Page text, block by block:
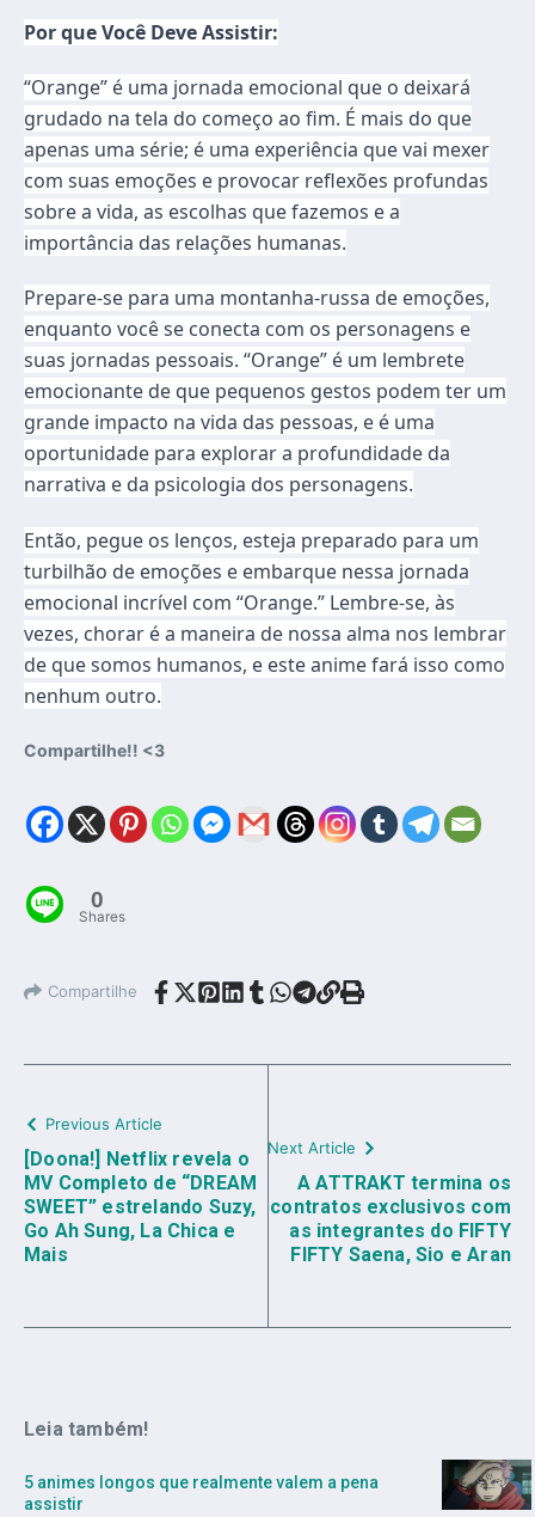
Por que Você Deve Assistir:
“Orange” é uma jornada emocional que o deixará
grudado na tela do começo ao fim. É mais do que
apenas uma série; é uma experiência que vai mexer
com suas emoções e provocar reflexões profundas
sobre a vida, as escolhas que fazemos e a
importância das relações humanas.
Prepare-se para uma montanha-russa de emoções,
enquanto você se conecta com os personagens e
suas jornadas pessoais. “Orange” é um lembrete
emocionante de que pequenos gestos podem ter um
grande impacto na vida das pessoas, e é uma
oportunidade para explorar a profundidade da
narrativa e da psicologia dos personagens.
Então, pegue os lenços, esteja preparado para um
turbilhão de emoções e embarque nessa jornada
emocional incrível com “Orange.” Lembre-se, às
vezes, chorar é a maneira de nossa alma nos lembrar
de que somos humanos, e este anime fará isso como
nenhum outro.
Compartilhe!! <3
0
Shares
Compartilhe
Previous Article
[Doona!] Netflix revela o
MV Completo de “DREAM
SWEET” estrelando Suzy,
Go Ah Sung, La Chica e
Mais
Next Article
A ATTRAKT termina os
contratos exclusivos com
as integrantes do FIFTY
FIFTY Saena, Sio e Aran
Leia também!
5 animes longos que realmente valem a pena
assistir